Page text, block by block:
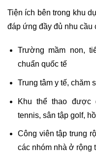
Tiện ích bên trong khu
đáp ứng đầy đủ nhu cầu
Trường mầm non,
chuẩn quốc tế
Trung tâm y tế, chăm
Khu thể thao được
tennis, sân tập golf,
Công viên tập trung
các nhóm nhà ở rộng